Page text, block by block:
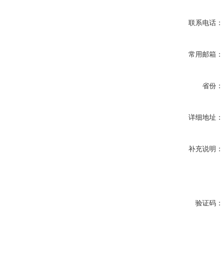
联系电话
常用邮箱
省份
详细地址
补充说明
验证码